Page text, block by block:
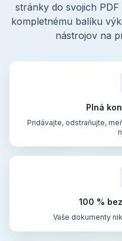
stránky do svojich
kompletnému balíku
nástrojov na
Plná
Pridávajte, odstraňujte,
100 %
Vaše dokumenty